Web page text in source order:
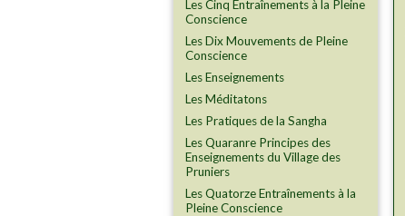
Les Cinq Entraînements à la Pleine
Conscience
Les Dix Mouvements de Pleine
Conscience
Les Enseignements
Les Méditatons
Les Pratiques de la Sangha
Les Quaranre Principes des
Enseignements du Village des
Pruniers
Les Quatorze Entraînements à la
Pleine Conscience